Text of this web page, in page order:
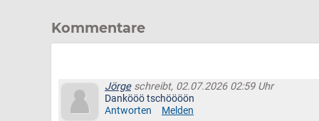
Kommentare
Jörgeschreibt, 02.07.2026 02:59 Uhr
Dankööö tschöööön
Antworten
Melden